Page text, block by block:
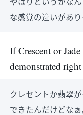
な感覚の違いがあり
If Crescent or
demonstrated right
クレセントか翡翠
できたんだけどなぁ